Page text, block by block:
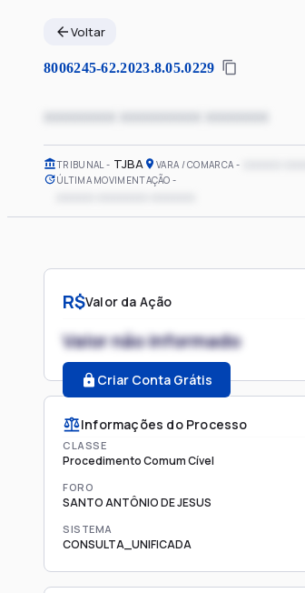
Voltar
8006245-62.2023.8.05.0229
xxxxxxxx xxxxxxxxx xxxxxxx
TRIBUNAL TJBA VARA / COMARCA
ÚLTIMA MOVIMENTAÇÃO
R$Valor da Ação
Valor não informado
Criar Conta Grátis
Informações do Processo
CLASSE
Procedimento Comum Cível
FORO
SANTO ANTÔNIO DE JESUS
SISTEMA
CONSULTA_UNIFICADA